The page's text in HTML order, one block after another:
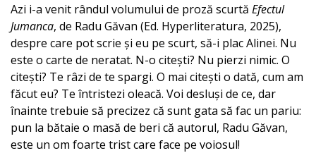
Azi i-a venit rândul volumului de proză scurtă Efectul
Jumanca, de Radu Găvan (Ed. Hyperliteratura, 2025),
despre care pot scrie și eu pe scurt, să-i plac Alinei. Nu
este o carte de neratat. N-o citești? Nu pierzi nimic. O
citești? Te râzi de te spargi. O mai citești o dată, cum am
făcut eu? Te întristezi oleacă. Voi desluși de ce, dar
înainte trebuie să precizez că sunt gata să fac un pariu:
pun la bătaie o masă de beri că autorul, Radu Găvan,
este un om foarte trist care face pe voiosul!